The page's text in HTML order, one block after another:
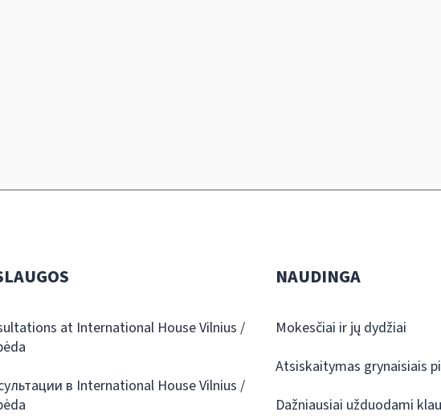
at International House Vilnius /
в International House Vilnius /
NAUDINGA
Mokesčiai ir jų dydžiai
Atsiskaitymas grynaisiais
Dažniausiai užduodami